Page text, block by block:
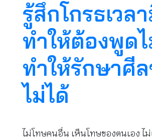
รู้สึกโกรธเวล
ทำให้ต้องพูด
ทำให้รักษาศี
ไม่ได้
ไม่โทษคนอื่น เห็นโทษของตนเอง ไ